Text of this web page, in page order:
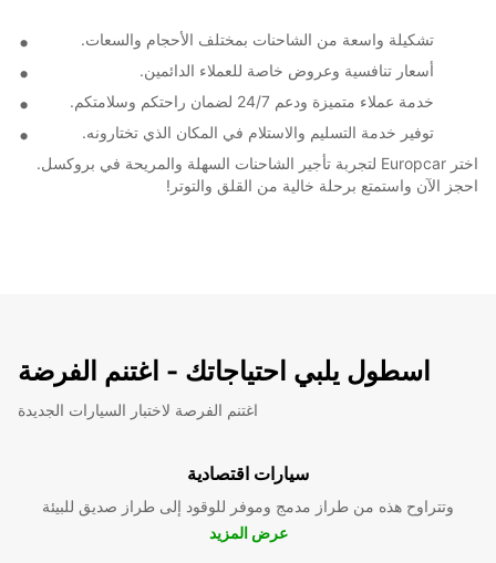
تشكيلة واسعة من الشاحنات بمختلف الأحجام والسعات.
أسعار تنافسية وعروض خاصة للعملاء الدائمين.
خدمة عملاء متميزة ودعم 24/7 لضمان راحتكم وسلامتكم.
توفير خدمة التسليم والاستلام في المكان الذي تختارونه.
اختر Europcar لتجربة تأجير الشاحنات السهلة والمريحة في بروكسل.
احجز الآن واستمتع برحلة خالية من القلق والتوتر!
اسطول يلبي احتياجاتك - اغتنم الفرضة
اغتنم الفرصة لاختبار السيارات الجديدة
سيارات اقتصادية
وتتراوح هذه من طراز مدمج وموفر للوقود إلى طراز صديق للبيئة
عرض المزيد